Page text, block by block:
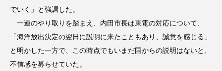
でいく」と強調した。
一連のやり取りを踏まえ、内田市長は東電の対応について、
「海洋放出決定の翌日に説明に来たこともあり、誠意を感じる」
と明かした一方で、この時点でもいまだ国からの説明はないと、
不信感を募らせていた。